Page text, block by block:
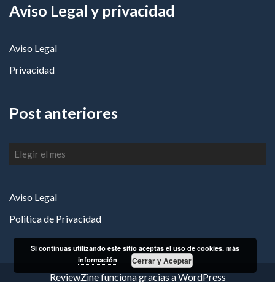
Aviso Legal y privacidad
Aviso Legal
Privacidad
Post anteriores
Post
anteriores
Aviso Legal
Politica de Privacidad
ReviewZinefunciona gracias aWordPress
Si continuas utilizando este sitio aceptas el uso de cookies.más
información
Cerrar y Aceptar